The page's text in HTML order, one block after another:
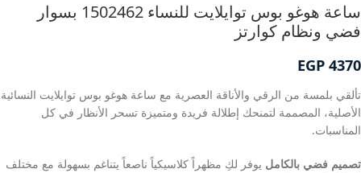
ساعة هوغو بوس توايلايت للنساء 1502462 بسوار
فضي ونظام كوارتز
EGP 4370
تألقي بلمسة من الرقي والأناقة العصرية مع ساعة هوغو بوس توايلايت النسائية
الأصلية، المصممة لتمنحك إطلالة فريدة ومتميزة تسحر الأنظار في كل
المناسبات.
تصميم فضي بالكامل يوفر لكِ مظهراً كلاسيكياً ناصعاً يتناغم بسهولة مع مختلف